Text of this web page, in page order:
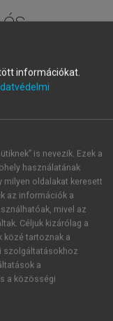
és
a
olyan
ezen szerep
egy
információkat.
is nevezik. Ezek a
használatának
oldalakat keresett
az információk a
mivel az
Céljuk kizárólag a
közé tartoznak a
szolgáltatásokhoz
a
a közösségi